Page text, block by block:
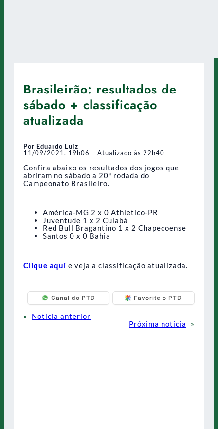
Brasileirão: resultados de
sábado + classificação
atualizada
Por Eduardo Luiz
11/09/2021, 19h06 – Atualizado às 22h40
Confira abaixo os resultados dos jogos que
abriram no sábado a 20ª rodada do
Campeonato Brasileiro.
América-MG 2 x 0 Athletico-PR
Juventude 1 x 2 Cuiabá
Red Bull Bragantino 1 x 2 Chapecoense
Santos 0 x 0 Bahia
Clique aqui e veja a classificação atualizada.
Canal do PTD Favorite o PTD
«
Notícia anterior
Próxima notícia
»